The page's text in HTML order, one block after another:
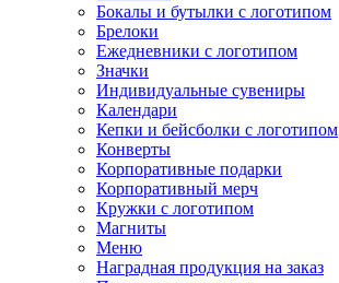
Бокалы и бутылки с логотипом
Брелоки
Ежедневники с логотипом
Значки
Индивидуальные сувениры
Календари
Кепки и бейсболки с логотипом
Конверты
Корпоративные подарки
Корпоративный мерч
Кружки с логотипом
Магниты
Меню
Наградная продукция на заказ